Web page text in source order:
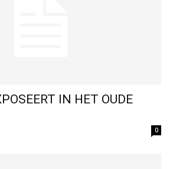
IN HET OUDE
0